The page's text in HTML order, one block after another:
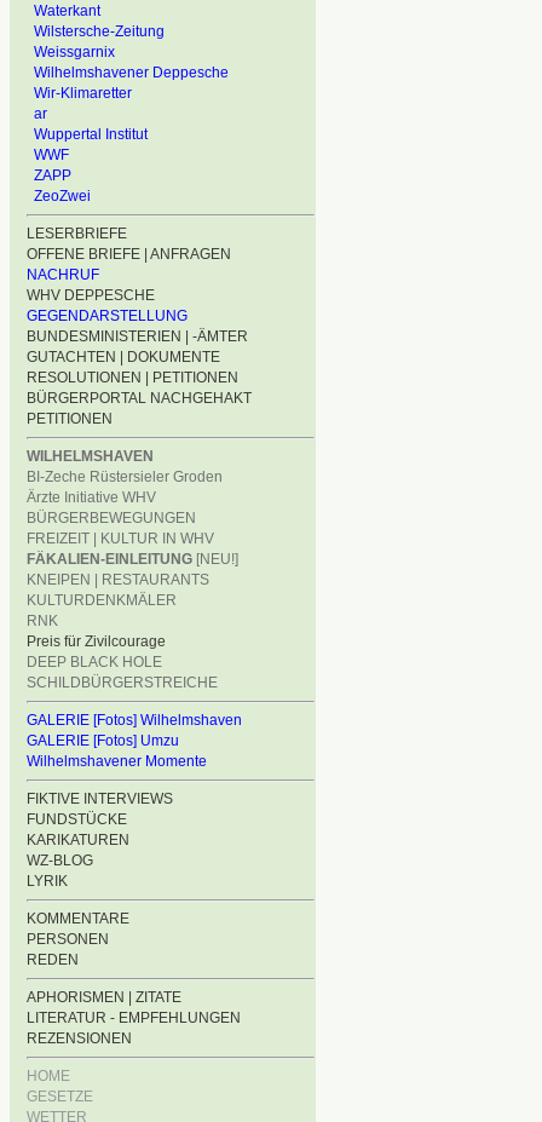
Waterkant
Wilstersche-Zeitung
Weissgarnix
Wilhelmshavener Deppesche
Wir-Klimaretter
ar
Wuppertal Institut
WWF
ZAPP
ZeoZwei
LESERBRIEFE
OFFENE BRIEFE | ANFRAGEN
NACHRUF
WHV DEPPESCHE
GEGENDARSTELLUNG
BUNDESMINISTERIEN | -ÄMTER
GUTACHTEN | DOKUMENTE
RESOLUTIONEN | PETITIONEN
BÜRGERPORTAL NACHGEHAKT
PETITIONEN
WILHELMSHAVEN
BI-Zeche Rüstersieler Groden
Ärzte Initiative WHV
BÜRGERBEWEGUNGEN
FREIZEIT | KULTUR IN WHV
FÄKALIEN-EINLEITUNG [NEU!]
KNEIPEN | RESTAURANTS
KULTURDENKMÄLER
RNK
Preis für Zivilcourage
DEEP BLACK HOLE
SCHILDBÜRGERSTREICHE
GALERIE [Fotos] Wilhelmshaven
GALERIE [Fotos] Umzu
Wilhelmshavener Momente
FIKTIVE INTERVIEWS
FUNDSTÜCKE
KARIKATUREN
WZ-BLOG
LYRIK
KOMMENTARE
PERSONEN
REDEN
APHORISMEN | ZITATE
LITERATUR - EMPFEHLUNGEN
REZENSIONEN
HOME
GESETZE
WETTER